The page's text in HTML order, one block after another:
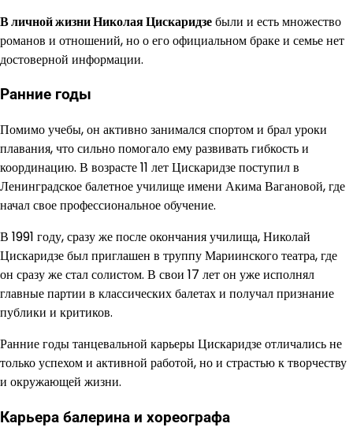
В личной жизни Николая Цискаридзебыли и есть множество
романов и отношений, но о его официальном браке и семье нет
достоверной информации.
Ранние годы
Помимо учебы, он активно занимался спортом и брал уроки
плавания, что сильно помогало ему развивать гибкость и
координацию. В возрасте 11 лет Цискаридзе поступил в
Ленинградское балетное училище имени Акима Вагановой, где
начал свое профессиональное обучение.
В 1991 году, сразу же после окончания училища, Николай
Цискаридзе был приглашен в труппу Мариинского театра, где
он сразу же стал солистом. В свои 17 лет он уже исполнял
главные партии в классических балетах и получал признание
публики и критиков.
Ранние годы танцевальной карьеры Цискаридзе отличались не
только успехом и активной работой, но и страстью к творчеству
и окружающей жизни.
Карьера балерина и хореографа